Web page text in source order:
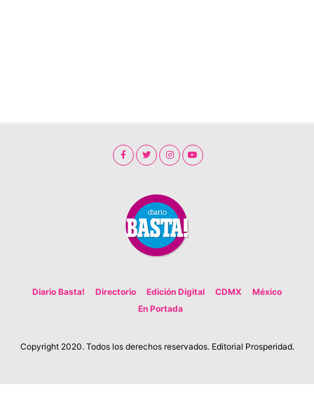
Diario Basta! Directorio Edición Digital CDMX
México
En Portada
Copyright 2020. Todos los derechos reservados. Editorial Prosperidad.